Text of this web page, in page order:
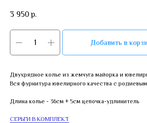
3 950 р.
Добавить в
Двухрядное колье из жемчуга майорка и
Вся фурнитура ювелирного качества с
Длина колье - 36см + 5см цепочка-удлинитель
СЕРЬГИ В КОМПЛЕКТ